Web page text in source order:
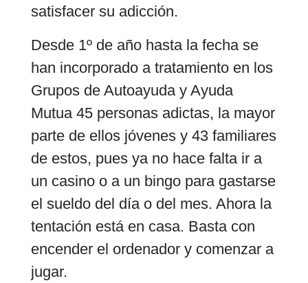
satisfacer su adicción.
Desde 1º de año hasta la fecha se
han incorporado a tratamiento en los
Grupos de Autoayuda y Ayuda
Mutua 45 personas adictas, la mayor
parte de ellos jóvenes y 43 familiares
de estos, pues ya no hace falta ir a
un casino o a un bingo para gastarse
el sueldo del día o del mes. Ahora la
tentación está en casa. Basta con
encender el ordenador y comenzar a
jugar.